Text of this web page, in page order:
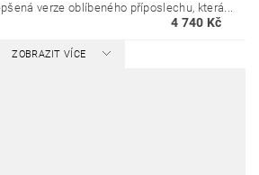
verze oblíbeného příposlechu, která...
4 740 Kč
ZOBRAZIT VÍCE